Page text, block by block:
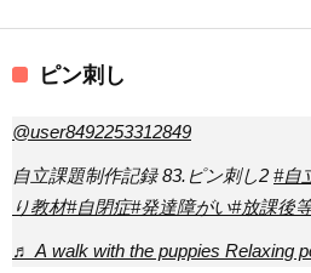
ピン刺し
@user8492253312849
自立課題制作記録 83.ピン刺し2 #自
り教材#自閉症#発達障がい#放課後
♬ A walk with the puppies Relaxing